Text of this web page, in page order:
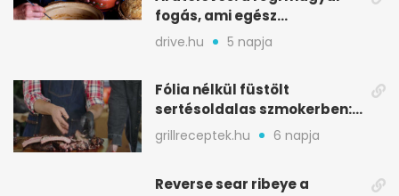
fogás, ami egész
csapatokat jóllakatott
drive.hu 5 napja
Fólia nélkül füstölt
sertésoldalas szmokerben:
ropogós bark, 6 óra
grillreceptek.hu 6 napja
Reverse sear ribeye a